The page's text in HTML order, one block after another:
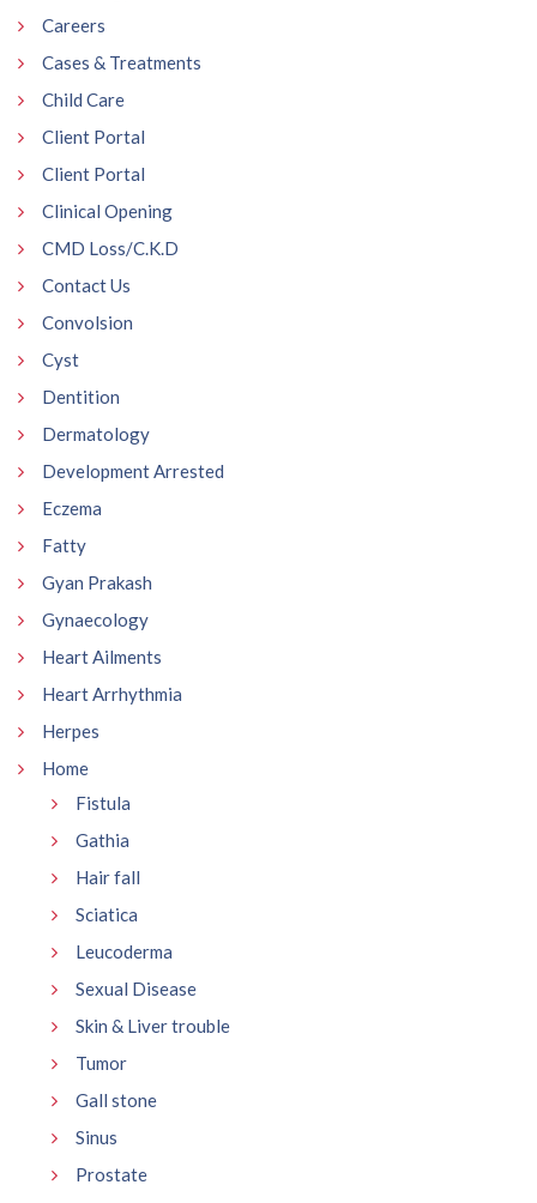
Careers
Cases & Treatments
Child Care
Client Portal
Client Portal
Clinical Opening
CMD Loss/C.K.D
Contact Us
Convolsion
Cyst
Dentition
Dermatology
Development Arrested
Eczema
Fatty
Gyan Prakash
Gynaecology
Heart Ailments
Heart Arrhythmia
Herpes
Home
Fistula
Gathia
Hair fall
Sciatica
Leucoderma
Sexual Disease
Skin & Liver trouble
Tumor
Gall stone
Sinus
Prostate